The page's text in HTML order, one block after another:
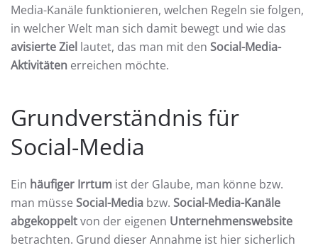
Media-Kanäle funktionieren, welchen Regeln sie folgen,
in welcher Welt man sich damit bewegt und wie das
avisierte Ziel lautet, das man mit den Social-Media-
Aktivitäten erreichen möchte.
Grundverständnis für
Social-Media
Ein häufiger Irrtum ist der Glaube, man könne bzw.
man müsse Social-Media bzw. Social-Media-Kanäle
abgekoppeltvon der eigenen Unternehmenswebsite
betrachten. Grund dieser Annahme ist hier sicherlich